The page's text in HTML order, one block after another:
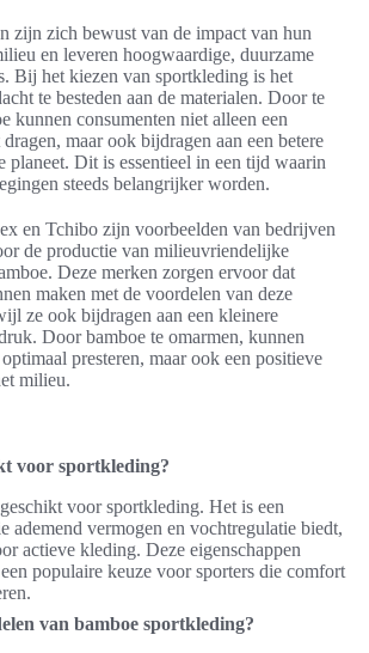
zijn zich bewust van de impact van hun
en leveren hoogwaardige, duurzame
Bij het kiezen van sportkleding is het
te besteden aan de materialen. Door te
kunnen consumenten niet alleen een
maar ook bijdragen aan een betere
planeet. Dit is essentieel in een tijd waarin
steeds belangrijker worden.
en Tchibo zijn voorbeelden van bedrijven
de productie van milieuvriendelijke
Deze merken zorgen ervoor dat
maken met de voordelen van deze
ze ook bijdragen aan een kleinere
Door bamboe te omarmen, kunnen
presteren, maar ook een positieve
milieu.
voor sportkleding?
voor sportkleding. Het is een
ademend vermogen en vochtregulatie biedt,
actieve kleding. Deze eigenschappen
populaire keuze voor sporters die comfort
van bamboe sportkleding?